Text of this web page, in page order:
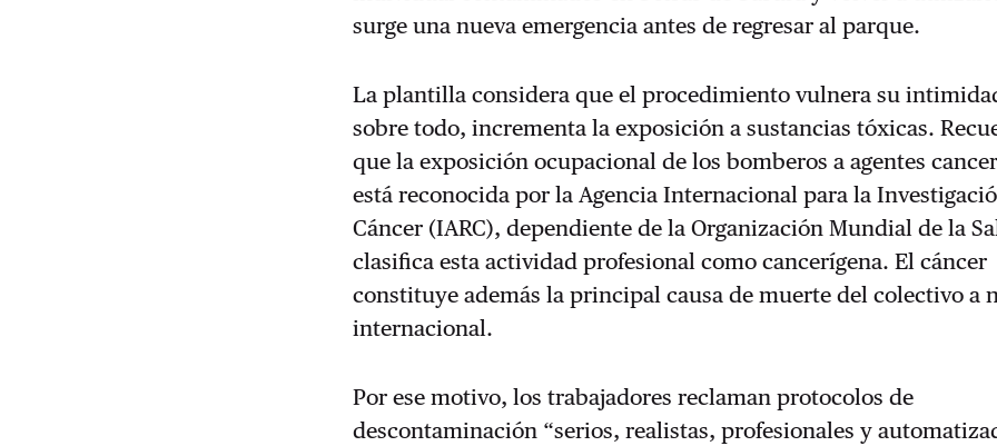
surge una nueva emergencia antes de regresar al parque.
La plantilla considera que el procedimiento vulnera su
sobre todo, incrementa la exposición a sustancias tóxicas.
que la exposición ocupacional de los bomberos a agentes
está reconocida por la Agencia Internacional para la
Cáncer (IARC), dependiente de la Organización Mundial de la
clasifica esta actividad profesional como cancerígena. El cáncer
constituye además la principal causa de muerte del colectivo a
internacional.
Por ese motivo, los trabajadores reclaman protocolos de
descontaminación “serios, realistas, profesionales y